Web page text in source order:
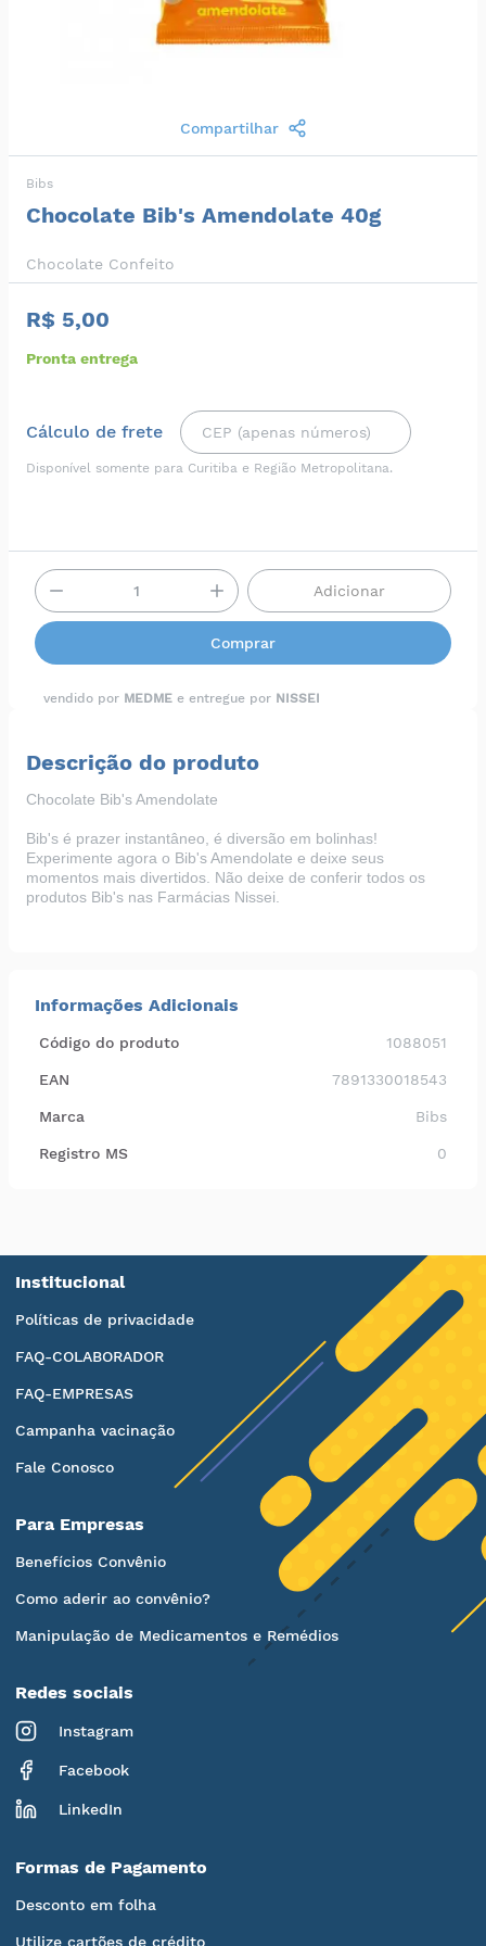
Compartilhar
Bibs
Chocolate Bib's Amendolate 40g
Chocolate Confeito
R$ 5,00
Pronta entrega
Cálculo de frete
Disponível somente para Curitiba e Região Metropolitana.
Adicionar
Comprar
vendido por MEDME e entregue por NISSEI
Descrição do produto
Chocolate Bib's Amendolate
Bib's é prazer instantâneo, é diversão em bolinhas!
Experimente agora o Bib's Amendolate e deixe seus
momentos mais divertidos. Não deixe de conferir todos os
produtos Bib's nas Farmácias Nissei
Informações Adicionais
Código do produto 1088051
EAN 7891330018543
Marca Bibs
Registro MS 0
Institucional
Políticas de privacidade
FAQ-COLABORADOR
FAQ-EMPRESAS
Campanha vacinação
Fale Conosco
Para Empresas
Benefícios Convênio
Como aderir ao convênio?
Manipulação de Medicamentos e Remédios
Redes sociais
Instagram
Facebook
LinkedIn
Formas de Pagamento
Desconto em folha
Utilize cartões de crédito